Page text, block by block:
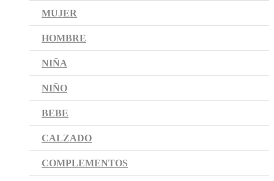
MUJER
HOMBRE
NIÑA
NIÑO
BEBE
CALZADO
COMPLEMENTOS